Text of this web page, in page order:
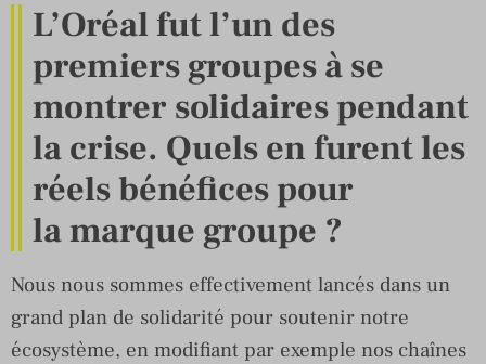
L’Oréal fut l’un des
premiers groupes à se
montrer solidaires pendant
la crise. Quels en furent les
réels bénéfices pour
la marque groupe ?
Nous nous sommes effectivement lancés dans un
grand plan de solidarité pour soutenir notre
écosystème, en modifiant par exemple nos chaînes